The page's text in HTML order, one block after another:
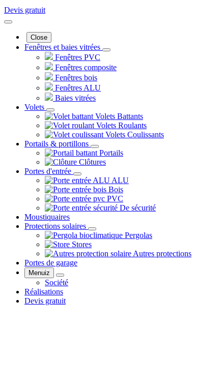
Devis gratuit
Close
Fenêtres et baies vitrées
Fenêtres PVC
Fenêtres composite
Fenêtres bois
Fenêtres ALU
Baies vitrées
Volets
Volets Battants
Volets Roulants
Volets Coulissants
Portails & portillons
Portails
Clôtures
Portes d'entrée
ALU
Bois
PVC
De sécurité
Moustiquaires
Protections solaires
Pergolas
Stores
Autres protections
Portes de garage
Menuiz
Société
Réalisations
Devis gratuit